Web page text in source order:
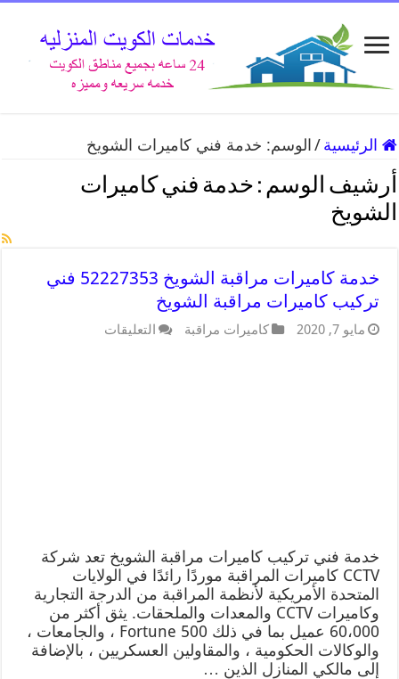
الرئيسية / الوسم: خدمة فني كاميرات الشويخ
أرشيف الوسم : خدمة فني كاميرات
الشويخ
خدمة كاميرات مراقبة الشويخ 52227353 فني
تركيب كاميرات مراقبة الشويخ
مايو 7, 2020 كاميرات مراقبة التعليقات
خدمة فني تركيب كاميرات مراقبة الشويخ تعد شركة
CCTV كاميرات المراقبة موردًا رائدًا في الولايات
المتحدة الأمريكية لأنظمة المراقبة من الدرجة التجارية
وكاميرات CCTV والمعدات والملحقات. يثق أكثر من
60،000 عميل بما في ذلك Fortune 500 ، والجامعات ،
والوكالات الحكومية ، والمقاولين العسكريين ، بالإضافة
إلى مالكي المنازل الذين …